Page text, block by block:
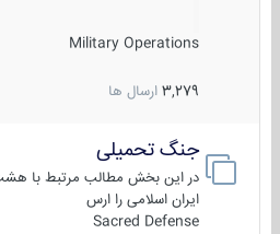
Military Operations
3,279 ارسال ها
جنگ تحمیلی
در این بخش مطالب مرتبط با
ایران اسلامی را ارس
Sacred Defense